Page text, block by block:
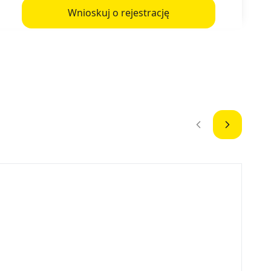
Wnioskuj o rejestrację